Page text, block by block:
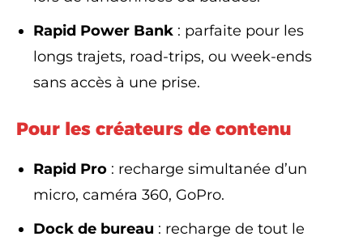
Rapid Power Bank : parfaite pour les
longs trajets, road-trips, ou week-ends
sans accès à une prise.
Pour les créateurs de contenu
Rapid Pro : recharge simultanée d’un
micro, caméra 360, GoPro.
Dock de bureau : recharge de tout le